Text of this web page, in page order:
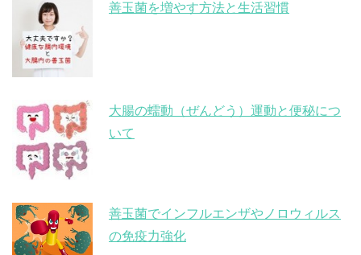
善玉菌を増やす方法と生活習慣
大腸の蠕動（ぜんどう）運動と便秘につ
いて
善玉菌でインフルエンザやノロウィルス
の免疫力強化